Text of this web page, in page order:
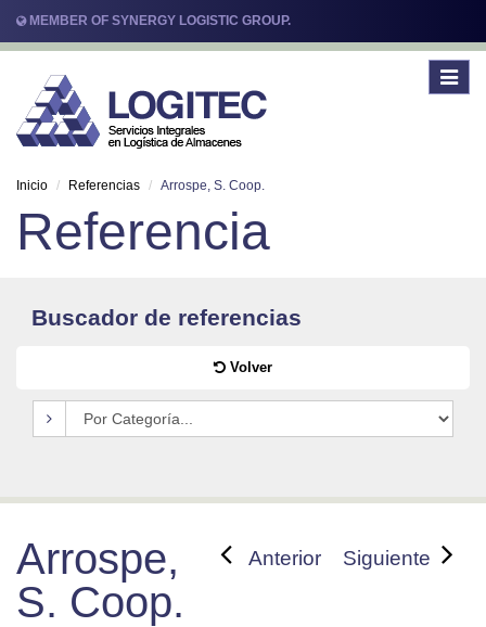
MEMBER OF SYNERGY LOGISTIC GROUP.
Toggle
Inicio Referencias Arrospe, S. Coop.
Referencia
Buscador de referencias
Volver
Anterior Siguiente
Arrospe,
S. Coop.